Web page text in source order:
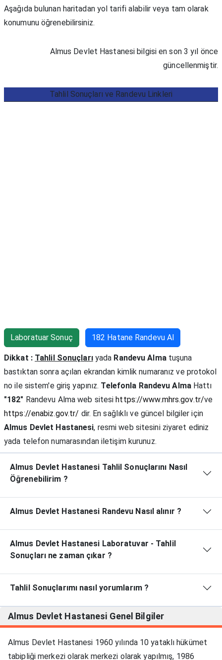
Aşağıda bulunan haritadan yol tarifi alabilir veya tam olarak
konumunu öğrenebilirsiniz.
Almus Devlet Hastanesi bilgisi en son 3 yıl önce
güncellenmiştir.
Tahlil Sonuçları ve Randevu Linkleri
Laboratuar Sonuç 182 Hatane Randevu Al
Dikkat : Tahlil Sonuçlarıyada Randevu Almatuşuna
bastıktan sonra açılan ekrandan kimlik numaranız ve protokol
no ile sistem'e giriş yapınız. Telefonla Randevu AlmaHattı
"182" Randevu Alma web sitesihttps://www.mhrs.gov.tr/ve
https://enabiz.gov.tr/ dir. En sağlıklı ve güncel bilgiler için
Almus Devlet Hastanesi, resmi web sitesini ziyaret ediniz
yada telefon numarasından iletişim kurunuz.
Almus Devlet Hastanesi Tahlil Sonuçlarını Nasıl
Öğrenebilirim ?
Almus Devlet Hastanesi Randevu Nasıl alınır ?
Almus Devlet Hastanesi Laboratuvar - Tahlil
Sonuçları ne zaman çıkar ?
Tahlil Sonuçlarımı nasıl yorumlarım ?
Almus Devlet Hastanesi Genel Bilgiler
Almus Devlet Hastanesi 1960 yılında 10 yataklı hükümet
tabipliği merkezi olarak merkezi olarak yapılmış, 1986